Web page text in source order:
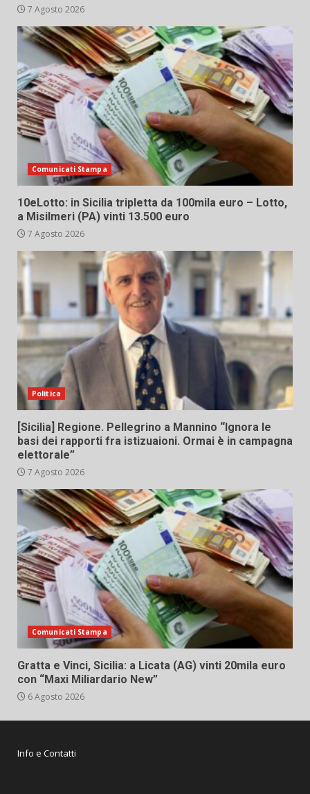
7 Agosto 2026
Comunicati Stampa
10eLotto: in Sicilia tripletta da 100mila euro – Lotto,
a Misilmeri (PA) vinti 13.500 euro
7 Agosto 2026
Politica
[Sicilia] Regione. Pellegrino a Mannino “Ignora le
basi dei rapporti fra istizuaioni. Ormai è in campagna
elettorale”
7 Agosto 2026
Comunicati Stampa
Gratta e Vinci, Sicilia: a Licata (AG) vinti 20mila euro
con “Maxi Miliardario New”
6 Agosto 2026
Info e Contatti